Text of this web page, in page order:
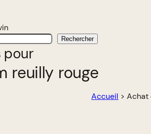
Rechercher
pour
reuilly rouge
Accueil > Achat